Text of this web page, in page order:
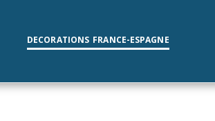
DECORATIONS FRANCE-ESPAGNE